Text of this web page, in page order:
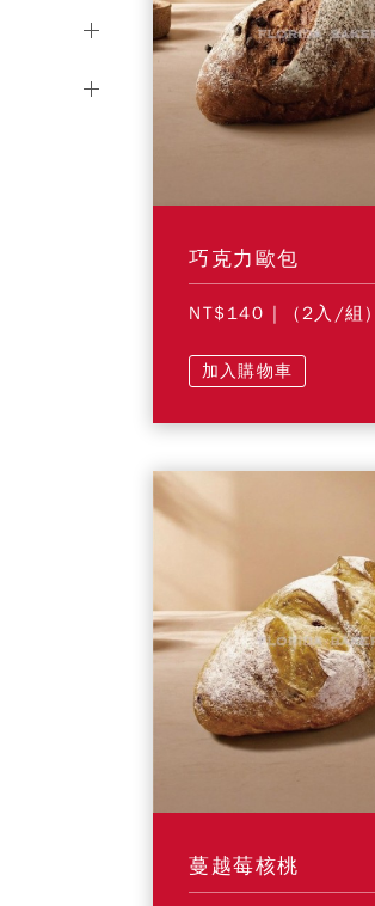
巧克力歐包
NT$140 | (2入/組)
加入購物車
蔓越莓核桃